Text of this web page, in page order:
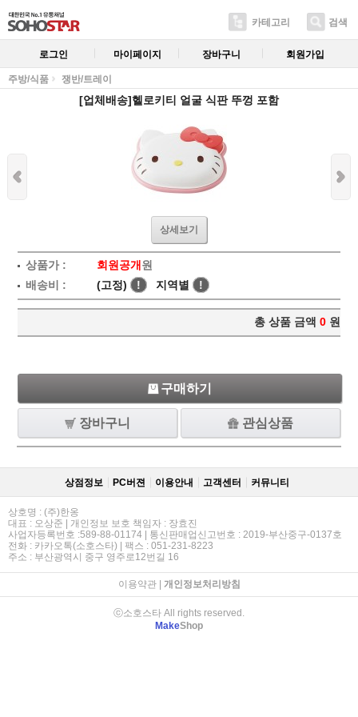
카테고리 검색
로그인 마이페이지 장바구니 회원가입
주방/식품 쟁반/트레이
[업체배송]헬로키티 얼굴 식판 뚜껑 포함
상세보기
상품가 : 회원공개 원
배송비 :
(고정) ! 지역별 !
총 상품 금액 0 원
구매하기
장바구니 관심상품
상점정보 PC버젼 이용안내 고객센터 커뮤니티
상호명 : (주)한옹
대표 : 오상준 | 개인정보 보호 책임자 : 장효진
사업자등록번호 :589-88-01174 | 통신판매업신고번호 : 2019-부산중구-0137호
전화 : 카카오톡(소호스타) | 팩스 : 051-231-8223
주소 : 부산광역시 중구 영주로12번길 16
이용약관| 개인정보처리방침
ⓒ소호스타 All rights reserved.
MakeShop